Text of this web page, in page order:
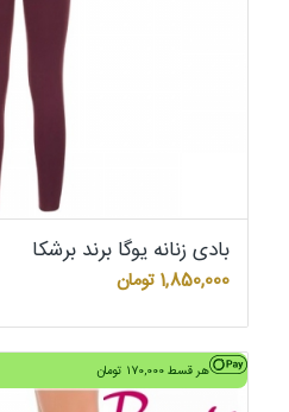
بادی زنانه یوگا برند برشکا
1,850,000 تومان
هر قسط170,000 تومان